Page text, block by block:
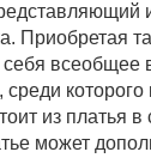
Приобретая
всеобщее
из платья в
может